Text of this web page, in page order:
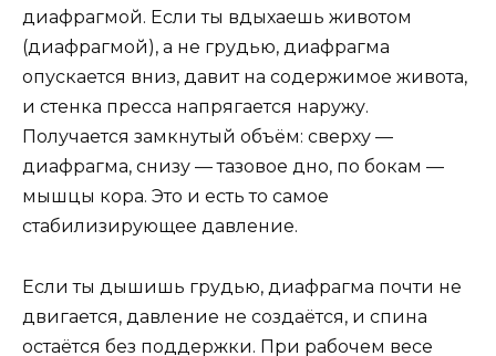
диафрагмой. Если ты вдыхаешь животом
(диафрагмой), а не грудью, диафрагма
опускается вниз, давит на содержимое живота,
и стенка пресса напрягается наружу.
Получается замкнутый объём: сверху —
диафрагма, снизу — тазовое дно, по бокам —
мышцы кора. Это и есть то самое
стабилизирующее давление.
Если ты дышишь грудью, диафрагма почти не
двигается, давление не создаётся, и спина
остаётся без поддержки. При рабочем весе